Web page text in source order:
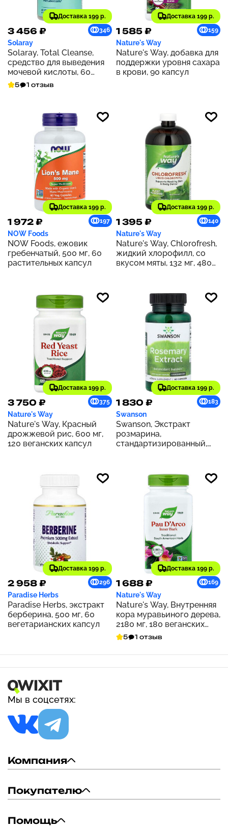
Доставка 199 р.
3 456 ₽ 346
Solaray
Solaray, Total Cleanse,
средство для выведения
мочевой кислоты, 60
растительных капсул
5 1 отзыв
Доставка 199 р.
1 585 ₽ 159
Nature's Way
Nature's Way, добавка для
поддержки уровня сахара
в крови, 90 капсул
Доставка 199 р.
1 972 ₽ 197
NOW Foods
NOW Foods, ежовик
гребенчатый, 500 мг, 60
растительных капсул
Доставка 199 р.
1 395 ₽ 140
Nature's Way
Nature's Way, Chlorofresh,
жидкий хлорофилл, со
вкусом мяты, 132 мг, 480
Доставка 199 р.
3 750 ₽ 375
Nature's Way
Nature's Way, Красный
дрожжевой рис, 600 мг,
120 веганских капсул
Доставка 199 р.
1 830 ₽ 183
Swanson
Swanson, Экстракт
розмарина,
стандартизированный,
Доставка 199 р.
2 958 ₽ 296
Paradise Herbs
Paradise Herbs, экстракт
берберина, 500 мг, 60
вегетарианских капсул
Доставка 199 р.
1 688 ₽ 169
Nature's Way
Nature's Way, Внутренняя
кора муравьиного дерева,
2180 мг, 180 веганских
капсул (545 мг на капсулу)
5 1 отзыв
Мы в соцсетях:
Компания
Покупателю
Помощь